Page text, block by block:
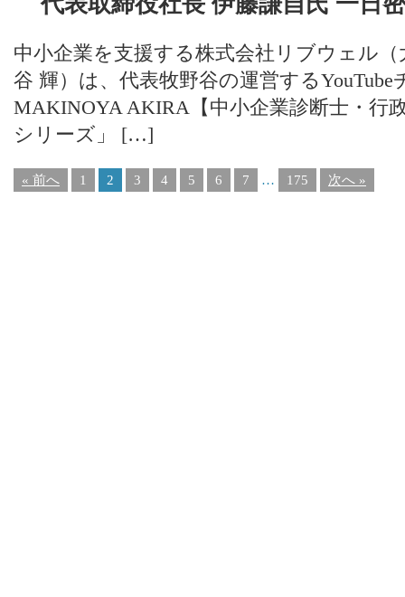
中小企業を支援する株式会社リブウェル
谷 輝）は、代表牧野谷の運営する
MAKINOYA AKIRA【中小企業診断士・行
シリーズ」 […]
« 前へ 1 2 3 4 5 6 7 … 175 次へ »